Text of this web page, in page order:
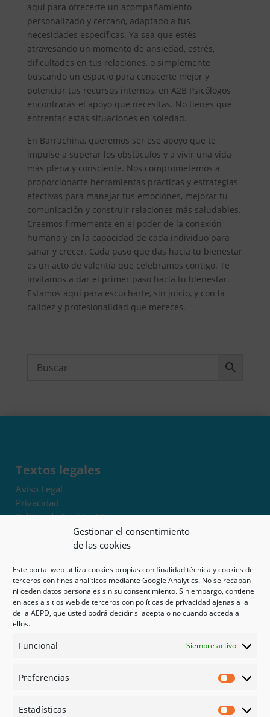
Gestionar el consentimiento
de las cookies
Este portal web utiliza cookies propias con finalidad técnica y cookies de
terceros con fines analíticos mediante Google Analytics. No se recaban
ni ceden datos personales sin su consentimiento. Sin embargo, contiene
enlaces a sitios web de terceros con políticas de privacidad ajenas a la
de la AEPD, que usted podrá decidir si acepta o no cuando acceda a
ellos.
Funcional Siempre activo
Preferencias
Estadísticas
aquí para ofrecerte un acompañamiento
personalizado y cercano, adaptado a tus
necesidades específicas. Ya sea que estés
atravesando un momento de ansiedad, estrés,
dificultades en tus relaciones, o simplemente
buscando un espacio para conocerte mejor y
potenciar tus recursos internos, en A2B Psicólogos
encontrarás el apoyo que necesitas. No tienes que
enfrentar estas situaciones en soledad.
En Barrachina, queremos ser ese apoyo que te
impulse a superar los obstáculos y a vivir una vida
más plena y consciente. Nos comprometemos a
proporcionarte herramientas prácticas y estrategias
efectivas para manejar tus emociones, mejorar tu
comunicación y construir relaciones más saludables.
Creemos firmemente en el poder de la conexión
humana y en la capacidad de cada individuo para
sanar y crecer. Cada paso que das hacia tu bienestar
es un acto de valentía que celebramos contigo. Te
invitamos a dar el primer paso hacia tu bienestar.
Estamos aquí para escucharte, sin juicio, y con la
calidez y profesionalidad que mereces.
Textos legales
Aviso Legal
Privacidad
Política de Cookies UE
Términos y condiciones
Exoneración de responsabilidad
Mapa del sitio
Mi cuenta
Tienda
Psicología en Murcia
Guías
Redes sociales
Instagram